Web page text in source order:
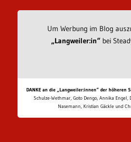
Um Werbung im Blog
„Langweiler:in“bei
DANKE an die „Langweiler:innen“ der höheren
Schulze-Wethmar, Goto Dengo, Annika
Nasemann, Kristian Gäckle und